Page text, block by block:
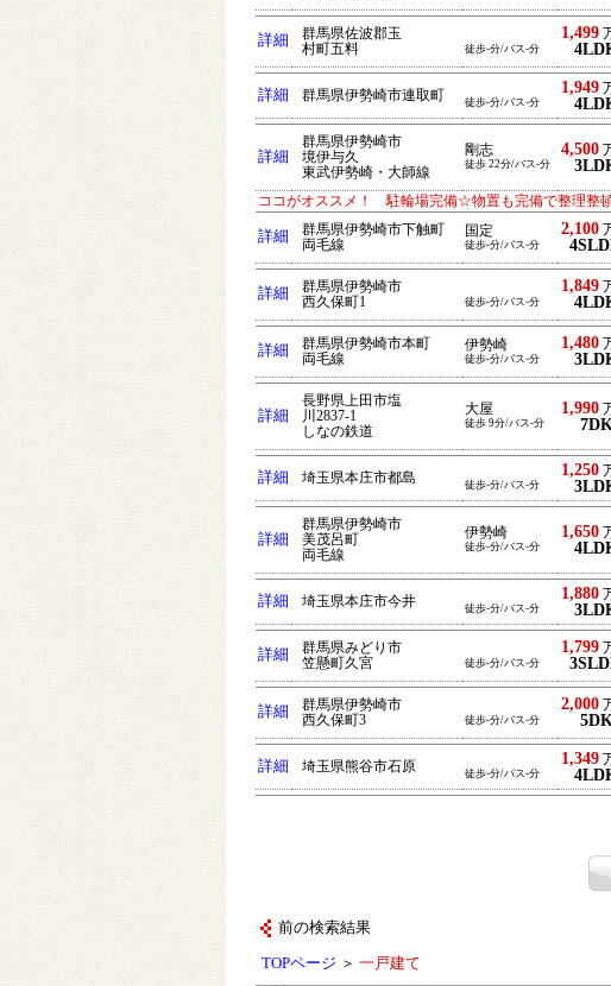
詳細
群馬県佐波郡玉
村町五料
徒歩-分/バス-分
1,499
詳細 群馬県伊勢崎市連取町 徒歩-分/バス-分
1,949
詳細
群馬県伊勢崎市
境伊与久
東武伊勢崎・大師線
剛志
徒歩 22分/バス-分
4,500
ココがオススメ！ 駐輪場完備☆物置も完備で整理整
詳細
群馬県伊勢崎市下触町
両毛線
国定
徒歩-分/バス-分
2,100
詳細
群馬県伊勢崎市
西久保町1
徒歩-分/バス-分
1,849
詳細
群馬県伊勢崎市本町
両毛線
伊勢崎
徒歩-分/バス-分
1,480
詳細
長野県上田市塩
川2837-1
しなの鉄道
大屋
徒歩 9分/バス-分
1,990
詳細 埼玉県本庄市都島 徒歩-分/バス-分
1,250
詳細
群馬県伊勢崎市
美茂呂町
両毛線
伊勢崎
徒歩-分/バス-分
1,650
詳細 埼玉県本庄市今井 徒歩-分/バス-分
1,880
詳細
群馬県みどり市
笠懸町久宮
徒歩-分/バス-分
1,799
詳細
群馬県伊勢崎市
西久保町3
徒歩-分/バス-分
2,000
詳細 埼玉県熊谷市石原 徒歩-分/バス-分
1,349
前の検索結果
TOPページ ＞ 一戸建て